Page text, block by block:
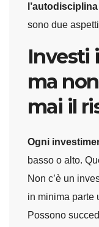
l’autodisciplina
sono due
Investi
ma
mai il
Ogni
basso o alto.
Non c’è un
in minima parte
Possono